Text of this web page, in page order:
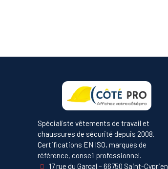
Spécialiste vêtements de travail et
chaussures de sécurité depuis 2008.
Certifications EN ISO, marques de
référence, conseil professionnel.
17 rue du Gargal – 66750 Saint-Cyprien